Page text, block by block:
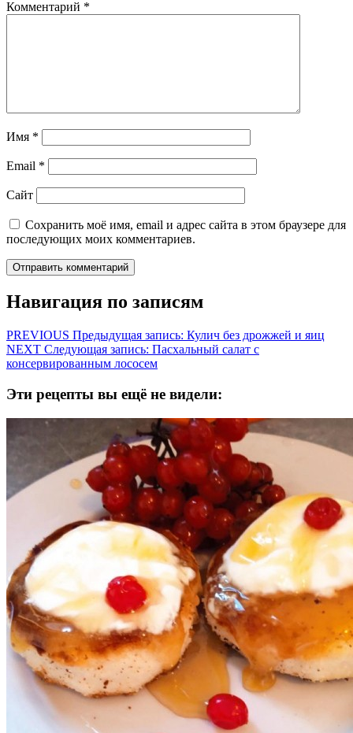
Комментарий *
Имя *
Email *
Сайт
Сохранить моё имя, email и адрес сайта в этом браузере для
последующих моих комментариев.
Навигация по записям
PREVIOUS Предыдущая запись: Кулич без дрожжей и яиц
NEXT Следующая запись: Пасхальный салат с
консервированным лососем
Эти рецепты вы ещё не видели: